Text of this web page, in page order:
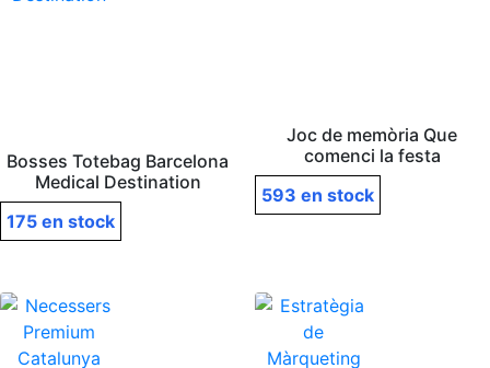
Bosses Totebag Barcelona
Medical Destination
175 en stock
Joc de memòria Que
comenci la festa
593 en stock